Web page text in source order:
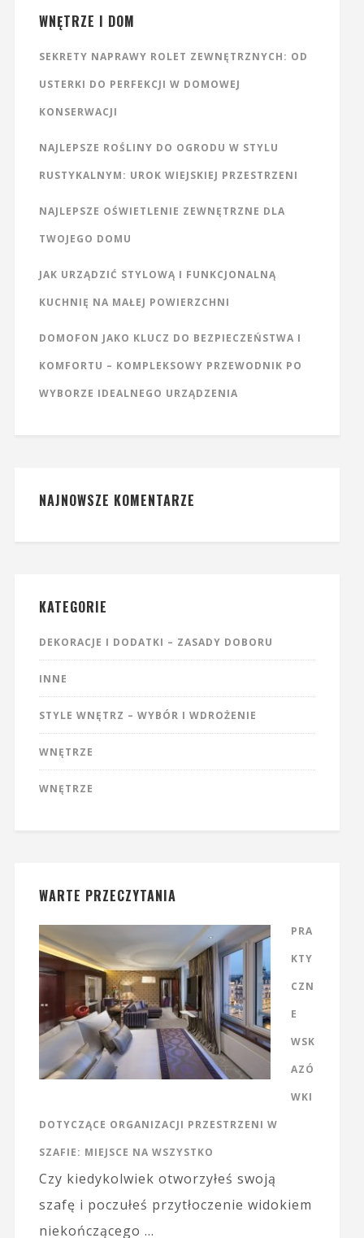
WNĘTRZE I DOM
SEKRETY NAPRAWY ROLET ZEWNĘTRZNYCH: OD
USTERKI DO PERFEKCJI W DOMOWEJ
KONSERWACJI
NAJLEPSZE ROŚLINY DO OGRODU W STYLU
RUSTYKALNYM: UROK WIEJSKIEJ PRZESTRZENI
NAJLEPSZE OŚWIETLENIE ZEWNĘTRZNE DLA
TWOJEGO DOMU
JAK URZĄDZIĆ STYLOWĄ I FUNKCJONALNĄ
KUCHNIĘ NA MAŁEJ POWIERZCHNI
DOMOFON JAKO KLUCZ DO BEZPIECZEŃSTWA I
KOMFORTU – KOMPLEKSOWY PRZEWODNIK PO
WYBORZE IDEALNEGO URZĄDZENIA
NAJNOWSZE KOMENTARZE
KATEGORIE
DEKORACJE I DODATKI – ZASADY DOBORU
INNE
STYLE WNĘTRZ – WYBÓR I WDROŻENIE
WNĘTRZE
WNĘTRZE
WARTE PRZECZYTANIA
PRA
KTY
CZN
E
WSK
AZÓ
WKI
DOTYCZĄCE ORGANIZACJI PRZESTRZENI W
SZAFIE: MIEJSCE NA WSZYSTKO
Czy kiedykolwiek otworzyłeś swoją
szafę i poczułeś przytłoczenie widokiem
niekończącego …